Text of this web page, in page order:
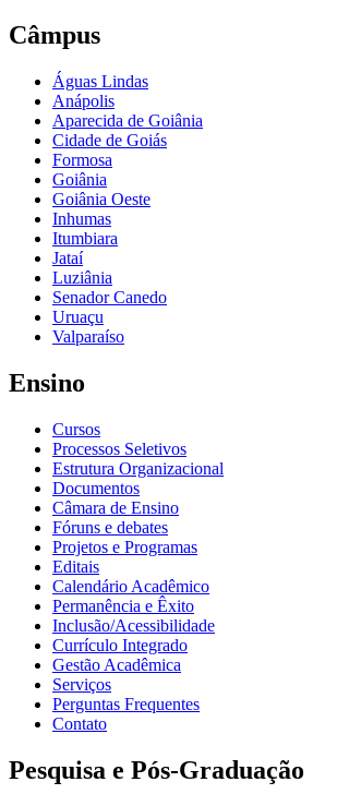
Câmpus
Águas Lindas
Anápolis
Aparecida de Goiânia
Cidade de Goiás
Formosa
Goiânia
Goiânia Oeste
Inhumas
Itumbiara
Jataí
Luziânia
Senador Canedo
Uruaçu
Valparaíso
Ensino
Cursos
Processos Seletivos
Estrutura Organizacional
Documentos
Câmara de Ensino
Fóruns e debates
Projetos e Programas
Editais
Calendário Acadêmico
Permanência e Êxito
Inclusão/Acessibilidade
Currículo Integrado
Gestão Acadêmica
Serviços
Perguntas Frequentes
Contato
Pesquisa e Pós-Graduação